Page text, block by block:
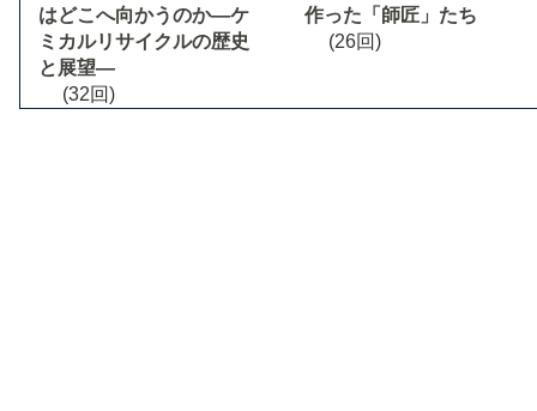
はどこへ向かうのか―ケ
ミカルリサイクルの歴史
と展望―
(32回)
作った「師匠」たち
(26回)